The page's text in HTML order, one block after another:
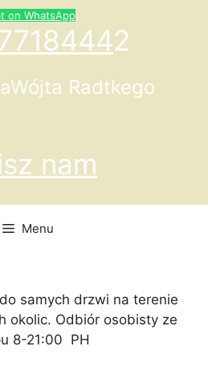
on WhatsApp
2
Radtkego
nam
Menu
samych drzwi na terenie
okolic. Odbiór osobisty ze
8-21:00 PH